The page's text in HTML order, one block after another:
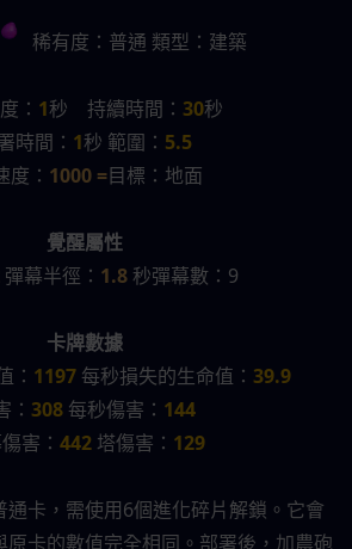
稀有度：普通 類型：建築
： 1秒    持續時間： 30秒
時間： 1秒 範圍： 5.5
度： 1000 =目標：地面
覺醒屬性
彈幕半徑： 1.8 秒彈幕數：9
卡牌數據
： 1197 每秒損失的生命值： 39.9
： 308 每秒傷害： 144
害： 442 塔傷害： 129
通卡，需使用6個進化碎片解鎖。它會
原卡的數值完全相同。部署後，加農砲